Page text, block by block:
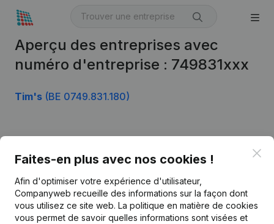
Aperçu des entreprises avec
numéro d'entreprise : 749831xxx
Tim's (BE 0749.831.180)
Faites-en plus avec nos cookies !
Afin d'optimiser votre expérience d'utilisateur,
Companyweb recueille des informations sur la façon dont
vous utilisez ce site web. La politique en matière de cookies
vous permet de savoir quelles informations sont visées et
Français
Informations d’entreprise
Monitoring
Recherche internationale